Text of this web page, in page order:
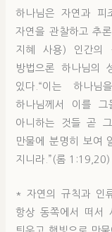
하나님은 자연과 피
자연을 관찰하고 추
지혜 사용) 인간의
방법으론 하나님의
있다.“이는 하나
하나님께서 이를 그
아니하는 것들 곧
만물에 분명히 보여
지니라.”(롬 1:19,20)
* 자연의 규칙과 인
항상 동쪽에서 떠서